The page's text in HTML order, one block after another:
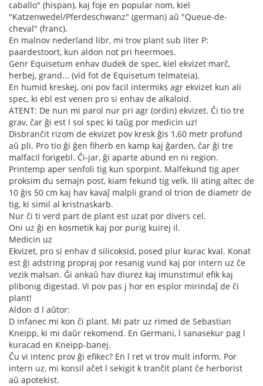
caballo" (hispan), kaj foje en popular nom, kiel
"Katzenwedel/Pferdeschwanz" (german) aŭ "Queue-de-
cheval" (franc).
En malnov nederland libr, mi trov plant sub liter P:
paardestoort, kun aldon not pri heermoes.
Genr Equisetum enhav dudek de spec, kiel ekvizet marĉ,
herbej, grand... (vid fot de Equisetum telmateia).
En humid kreskej, oni pov facil intermiks agr ekvizet kun ali
spec, ki ebl est venen pro si enhav de alkaloid.
ATENT: De nun mi parol nur pri agr (ordin) ekvizet. Ĉi tio tre
grav, ĉar ĝi est l sol spec ki taŭg por medicin uz!
Disbranĉit rizom de ekvizet pov kresk ĝis 1,60 metr profund
aŭ pli. Pro tio ĝi ĝen fiherb en kamp kaj ĝarden, ĉar ĝi tre
malfacil forigebl. Ĉi-jar, ĝi aparte abund en ni region.
Printemp aper senfoli tig kun sporpint. Malfekund tig aper
proksim du semajn post, kiam fekund tig velk. Ili ating altec de
10 ĝis 50 cm kaj hav kavaĵ malpli grand ol trion de diametr de
tig, ki simil al kristnaskarb.
Nur ĉi ti verd part de plant est uzat por divers cel.
Oni uz ĝi en kosmetik kaj por purig kuirej il.
Medicin uz
Ekvizet, pro si enhav d silicoksid, posed plur kurac kval. Konat
est ĝi adstring propraj por resanig vund kaj por intern uz ĉe
vezik malsan. Ĝi ankaŭ hav diurez kaj imunstimul efik kaj
plibonig digestad. Vi pov pas j hor en esplor mirindaĵ de ĉi
plant!
Aldon d l aŭtor:
D infanec mi kon ĉi plant. Mi patr uz rimed de Sebastian
Kneipp, ki mi daŭr rekomend. En Germani, l sanasekur pag l
kuracad en Kneipp-banej.
Ĉu vi intenc prov ĝi efikec? En l ret vi trov mult inform. Por
intern uz, mi konsil aĉet l sekigit k tranĉit plant ĉe herborist
aŭ apotekist.